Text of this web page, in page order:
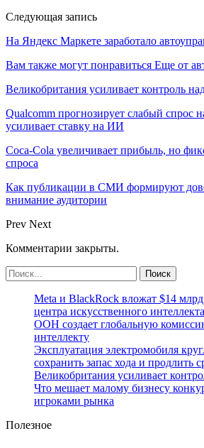
Следующая запись
На Яндекс Маркете заработало
Вам также могут понравиться Еще от
Великобритания усиливает контроль
Qualcomm прогнозирует слабый спрос
усиливает ставку на ИИ
Coca-Cola увеличивает прибыль, но
спроса
Как публикации в СМИ формируют
внимание аудитории
Prev Next
Комментарии закрыты.
Meta и BlackRock вложат $14 млрд
центра искусственного интеллекта
ООН создает глобальную
интеллекту
Эксплуатация электромобиля
сохранить запас хода и продлить
Великобритания усиливает
Что мешает малому бизнесу
игроками рынка
Полезное